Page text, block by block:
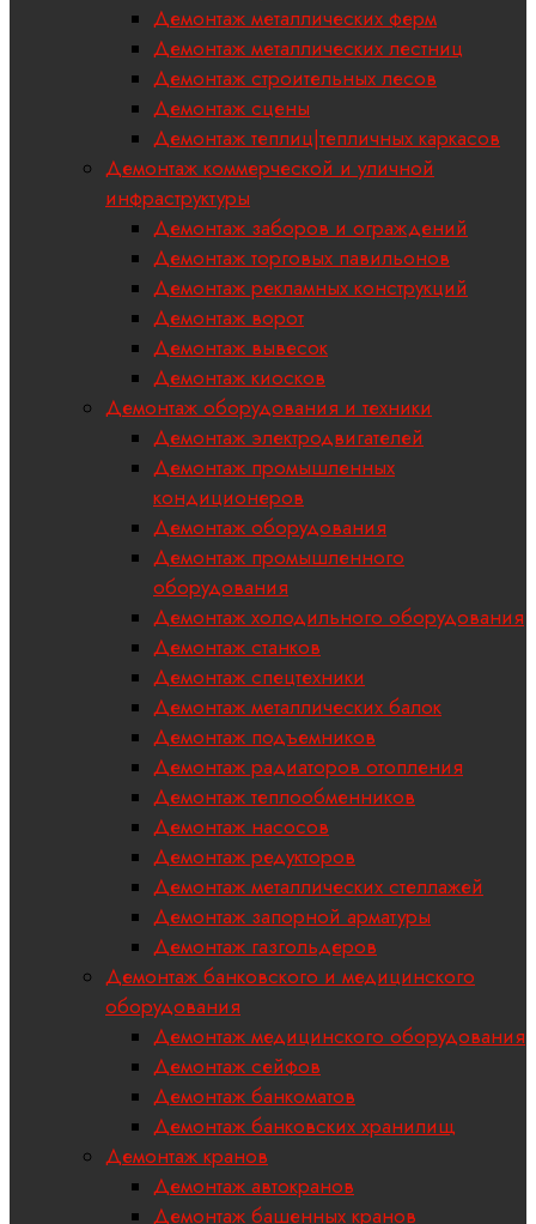
Демонтаж металлических ферм
Демонтаж металлических лестниц
Демонтаж строительных лесов
Демонтаж сцены
Демонтаж теплиц|тепличных каркасов
Демонтаж коммерческой и уличной
инфраструктуры
Демонтаж заборов и ограждений
Демонтаж торговых павильонов
Демонтаж рекламных конструкций
Демонтаж ворот
Демонтаж вывесок
Демонтаж киосков
Демонтаж оборудования и техники
Демонтаж электродвигателей
Демонтаж промышленных
кондиционеров
Демонтаж оборудования
Демонтаж промышленного
оборудования
Демонтаж холодильного оборудования
Демонтаж станков
Демонтаж спецтехники
Демонтаж металлических балок
Демонтаж подъемников
Демонтаж радиаторов отопления
Демонтаж теплообменников
Демонтаж насосов
Демонтаж редукторов
Демонтаж металлических стеллажей
Демонтаж запорной арматуры
Демонтаж газгольдеров
Демонтаж банковского и медицинского
оборудования
Демонтаж медицинского оборудования
Демонтаж сейфов
Демонтаж банкоматов
Демонтаж банковских хранилищ
Демонтаж кранов
Демонтаж автокранов
Демонтаж башенных кранов